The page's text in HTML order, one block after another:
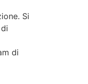
Si
di